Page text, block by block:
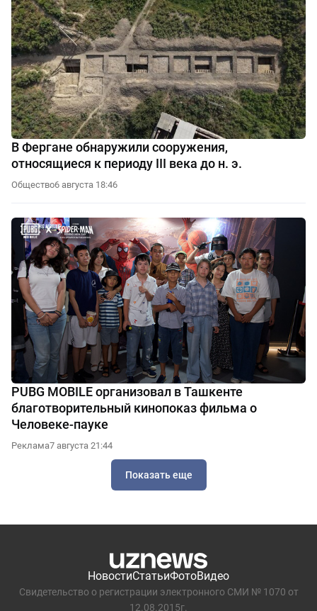
В Фергане обнаружили сооружения,
относящиеся к периоду III века до н. э.
Общество6 августа 18:46
PUBG MOBILE организовал в Ташкенте
благотворительный кинопоказ фильма о
Человеке-пауке
Реклама7 августа 21:44
Показать еще
НовостиСтатьиФотоВидео
Свидетельство о регистрации электронного СМИ № 1070 от
12.08.2015г.